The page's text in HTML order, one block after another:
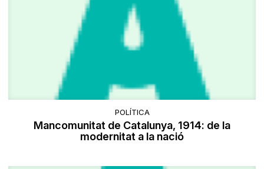
POLÍTICA
Mancomunitat de Catalunya, 1914: de la
modernitat a la nació